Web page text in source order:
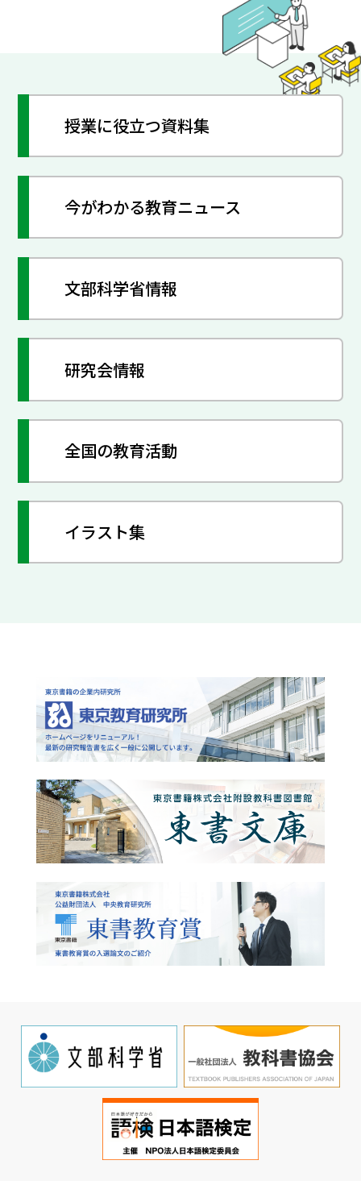
授業に役立つ資料集
今がわかる教育ニュース
文部科学省情報
研究会情報
全国の教育活動
イラスト集